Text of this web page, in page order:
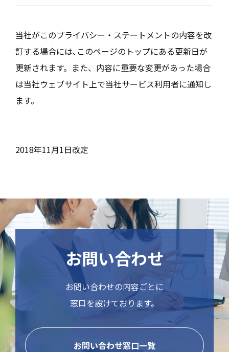
当社がこのプライバシー・ステートメントの内容を改
訂する場合には､このページのトップにある更新日が
更新されます。また、内容に重要な変更があった場合
は当社ウェブサイト上で当社サービス利用者に通知し
ます。
2018年11月1日改定
お問い合わせ
お問い合わせの内容ごとに
窓口を設けております。
お問い合わせ窓口一覧